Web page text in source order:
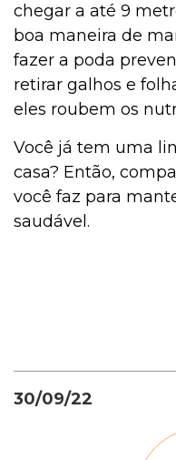
chegar a até 9
boa maneira de
fazer a poda
retirar galhos e
eles roubem os
Você já tem uma
casa? Então,
você faz para
saudável.
30/09/22